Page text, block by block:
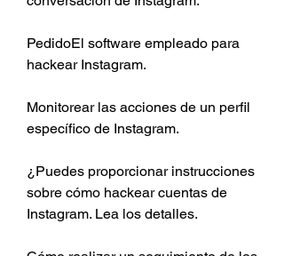
PedidoEl software empleado para
hackear Instagram.
Monitorear las acciones de un perfil
específico de Instagram.
¿Puedes proporcionar instrucciones
sobre cómo hackear cuentas de
Instagram. Lea los detalles.